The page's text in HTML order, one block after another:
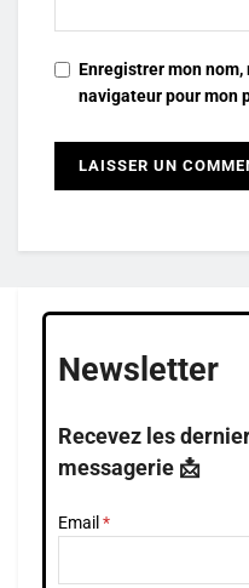
Enregistrer mon
navigateur pour mon
Newsletter
Recevez les
messagerie 📩
Email